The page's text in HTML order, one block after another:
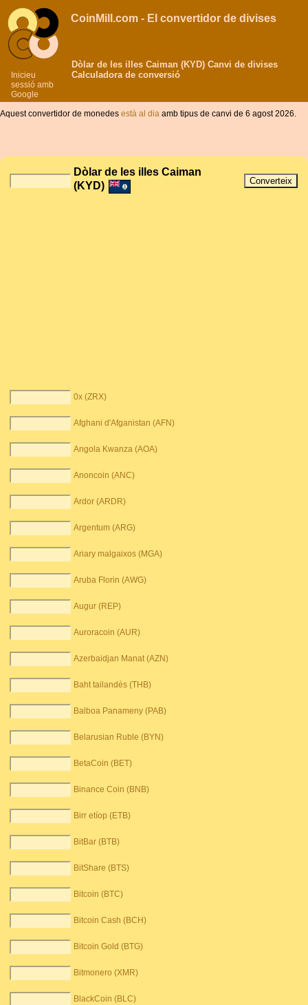
Inicieu
sessió amb
Google
CoinMill.com - El convertidor de divises
Dòlar de les illes Caiman (KYD) Canvi de divises
Calculadora de conversió
Aquest convertidor de monedes està al dia amb tipus de canvi de 6 agost 2026.
Dòlar de les illes Caiman
(KYD)
0x (ZRX)
Afghani d'Afganistan (AFN)
Angola Kwanza (AOA)
Anoncoin (ANC)
Ardor (ARDR)
Argentum (ARG)
Ariary malgaixos (MGA)
Aruba Florin (AWG)
Augur (REP)
Auroracoin (AUR)
Azerbaidjan Manat (AZN)
Baht tailandès (THB)
Balboa Panameny (PAB)
Belarusian Ruble (BYN)
BetaCoin (BET)
Binance Coin (BNB)
Birr etíop (ETB)
BitBar (BTB)
BitShare (BTS)
Bitcoin (BTC)
Bitcoin Cash (BCH)
Bitcoin Gold (BTG)
Bitmonero (XMR)
BlackCoin (BLC)